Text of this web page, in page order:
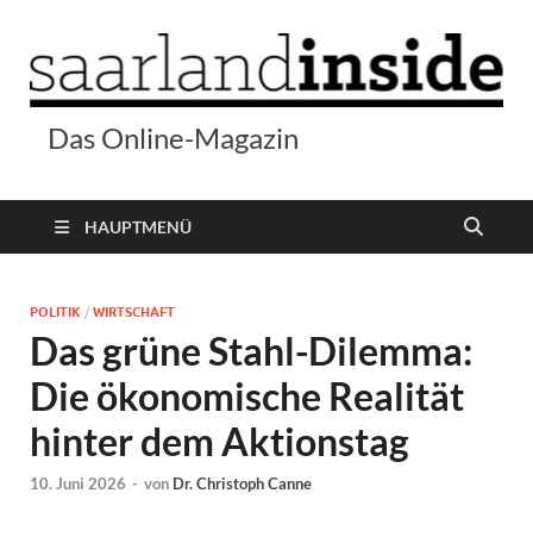
Das Online-Magazin
HAUPTMENÜ
POLITIK / WIRTSCHAFT
Das grüne Stahl-Dilemma:
Die ökonomische Realität
hinter dem Aktionstag
10. Juni 2026 - von Dr. Christoph Canne